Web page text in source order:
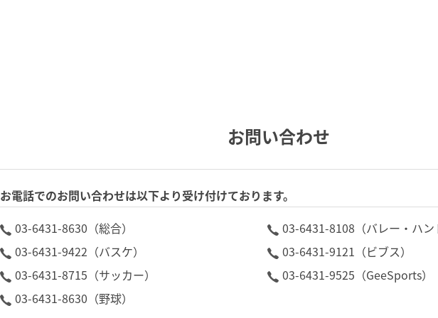
お問い合わせ
お電話でのお問い合わせは以下より受け付けております。
03-6431-8630（総合）
03-6431-9422（バスケ）
03-6431-8715（サッカー）
03-6431-8630（野球）
03-6431-8108（バレー・ハン
03-6431-9121（ビブス）
03-6431-9525（GeeSports）